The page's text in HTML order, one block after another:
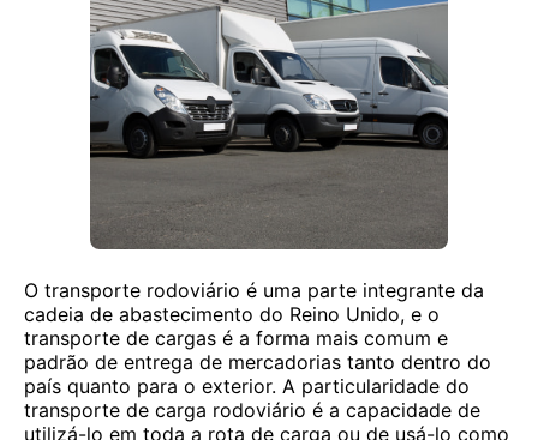
O transporte rodoviário é uma parte integrante da
cadeia de abastecimento do Reino Unido, e o
transporte de cargas é a forma mais comum e
padrão de entrega de mercadorias tanto dentro do
país quanto para o exterior. A particularidade do
transporte de carga rodoviário é a capacidade de
utilizá-lo em toda a rota de carga ou de usá-lo como